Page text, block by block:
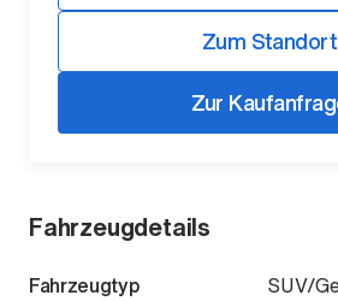
Fahrzeugdetails
Fahrzeugtyp
SUV/
Zum Standort
Zur